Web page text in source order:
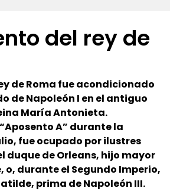
del rey de
de Roma fue acondicionado
de Napoleón I en el antiguo
María Antonieta.
A” durante la
fue ocupado por ilustres
duque de Orleans, hijo mayor
o, durante el Segundo Imperio,
prima de Napoleón III.